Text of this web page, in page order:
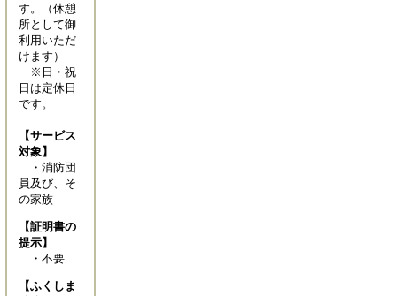
す。（休憩
所として御
利用いただ
けます）
※日・祝
日は定休日
です。
【サービス
対象】
・消防団
員及び、そ
の家族
【証明書の
提示】
・不要
【ふくしま